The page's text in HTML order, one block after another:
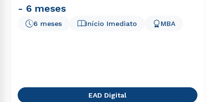
- 6 meses
Início Imediato
6 meses MBA
EAD Digital